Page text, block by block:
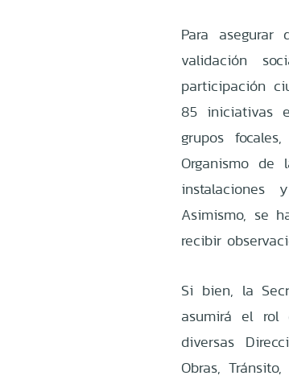
Para
validación
participación
85 iniciativas
grupos
Organismo de
instalaciones
Asimismo, se
recibir
Si bien, la
asumirá el rol
diversas
Obras,